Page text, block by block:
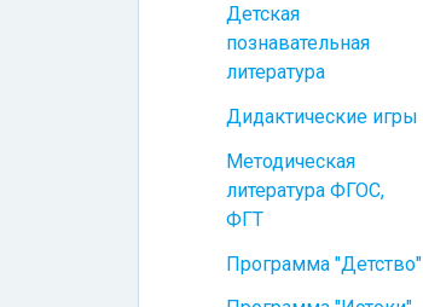
Детская
познавательная
литература
Дидактические игры
Методическая
литература ФГОС,
ФГТ
Программа "Детство"